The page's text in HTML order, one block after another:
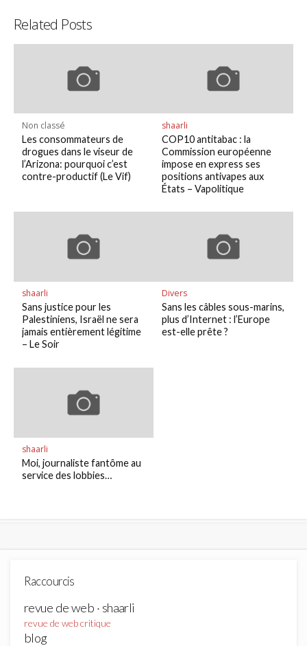
Related Posts
Non classé
Les consommateurs de
drogues dans le viseur de
l’Arizona: pourquoi c’est
contre-productif (Le Vif)
shaarli
COP10 antitabac : la
Commission européenne
impose en express ses
positions antivapes aux
États – Vapolitique
shaarli
Sans justice pour les
Palestiniens, Israël ne sera
jamais entièrement légitime
– Le Soir
Divers
Sans les câbles sous-marins,
plus d’Internet : l’Europe
est-elle prête ?
shaarli
Moi, journaliste fantôme au
service des lobbies…
Raccourcis
revue de web · shaarli
revue de web critique
blog